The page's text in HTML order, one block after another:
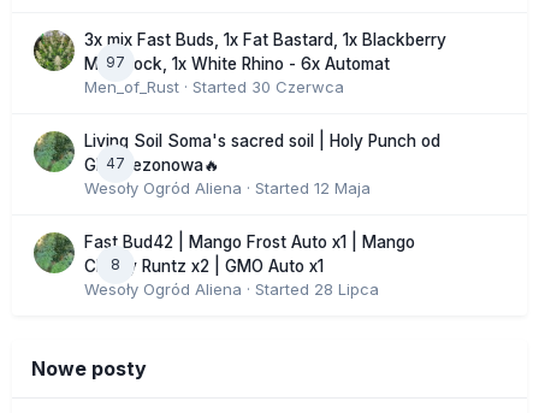
97
3x mix Fast Buds, 1x Fat Bastard, 1x Blackberry
Moonrock, 1x White Rhino - 6x Automat
Men_of_Rust · Started 30 Czerwca
47
Living Soil Soma's sacred soil | Holy Punch od
GHS sezonowa🔥
Wesoły Ogród Aliena · Started 12 Maja
8
Fast Bud42 | Mango Frost Auto x1 | Mango
Cherry Runtz x2 | GMO Auto x1
Wesoły Ogród Aliena · Started 28 Lipca
Nowe posty